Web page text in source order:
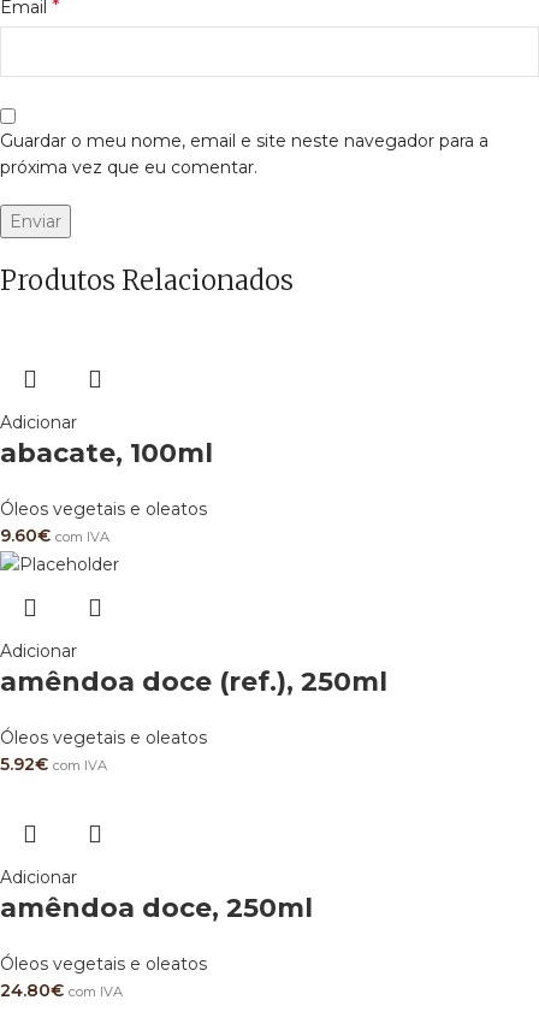
Email *
Guardar o meu nome, email e site neste navegador para a
próxima vez que eu comentar.
Produtos Relacionados
Adicionar
abacate, 100ml
Óleos vegetais e oleatos
9.60€ com IVA
Adicionar
amêndoa doce (ref.), 250ml
Óleos vegetais e oleatos
5.92€ com IVA
Adicionar
amêndoa doce, 250ml
Óleos vegetais e oleatos
24.80€ com IVA